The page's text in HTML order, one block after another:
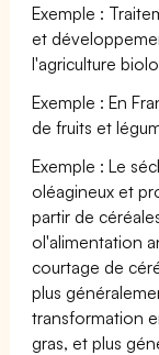
Exemple :
et
l'agriculture
Exemple : En
de fruits et
Exemple : Le
oléagineux et
partir de
ol'alimentation
courtage de
plus
transformation
gras, et plus